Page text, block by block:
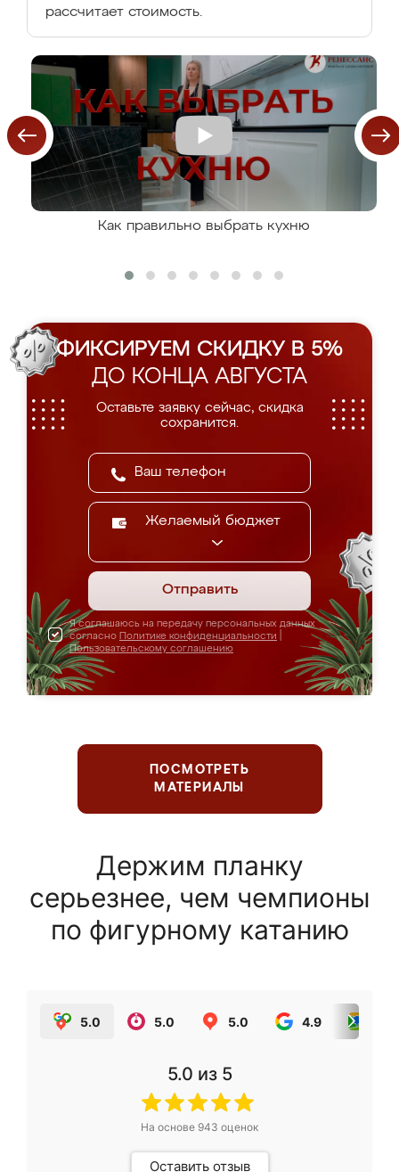
рассчитает стоимость.
Как правильно выбрать кухню
ФИКСИРУЕМ СКИДКУ В 5%
ДО КОНЦА АВГУСТА
Оставьте заявку сейчас, скидка
сохранится.
Желаемый бюджет
Отправить
Я соглашаюсь на передачу персональных данных
согласно Политике конфиденциальности
Пользовательскому соглашению
ПОСМОТРЕТЬ
МАТЕРИАЛЫ
Держим планку
серьезнее, чем чемпионы
по фигурному катанию
5.0 5.0 5.0 4.9
5.0 из 5
На основе 943 оценок
Оставить отзыв